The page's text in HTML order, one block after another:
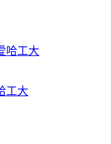
工大